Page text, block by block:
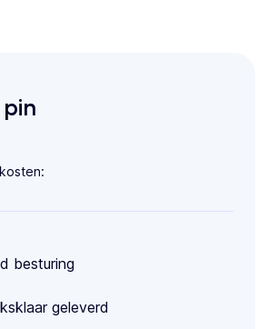
besturing
geleverd